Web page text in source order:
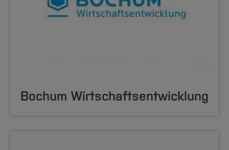
Bochum Wirtschaftsentwicklung